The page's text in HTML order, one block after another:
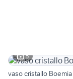
5
vaso cristallo Boemia